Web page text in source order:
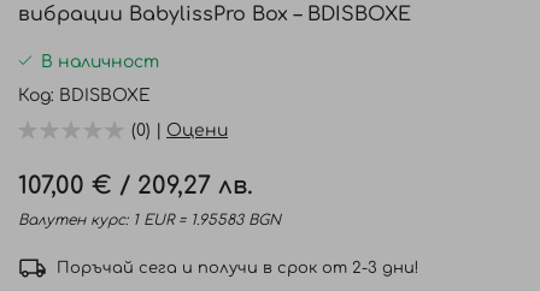
на
галерия
със
вибрации BabylissPro Box – BDISBOXE
В наличност
Код BDISBOXE
(0) | Оцени
107,00 € / 209,27 лв.
Валутен курс: 1 EUR = 1.95583 BGN
Поръчай сега и получи в срок от 2-3 дни!